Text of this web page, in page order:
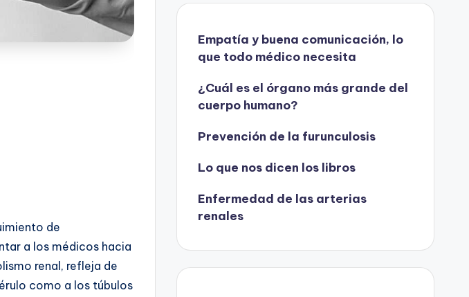
de
a los médicos hacia
renal, refleja de
como a los túbulos
Empatía y buena comunicación, lo
que todo médico necesita
¿Cuál es el órgano más grande del
cuerpo humano?
Prevención de la furunculosis
Lo que nos dicen los libros
Enfermedad de las arterias
renales